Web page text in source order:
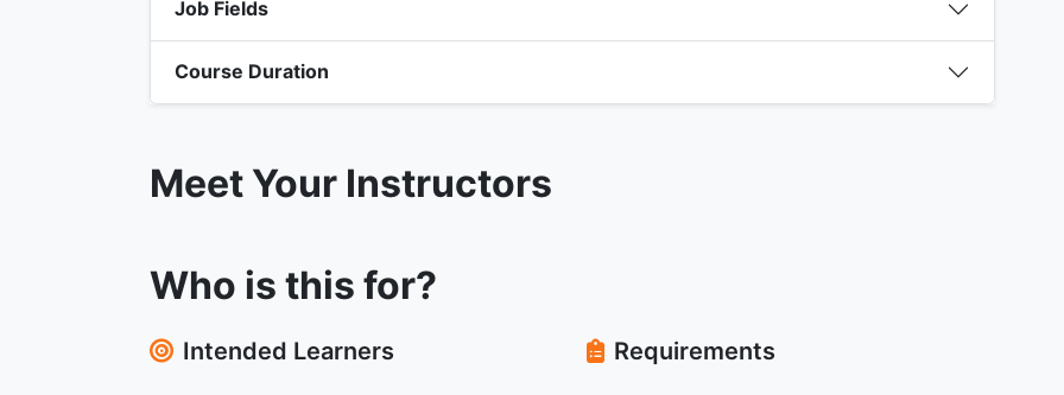
Job Fields
Course Duration
Meet Your Instructors
Who is this for?
Intended Learners Requirements